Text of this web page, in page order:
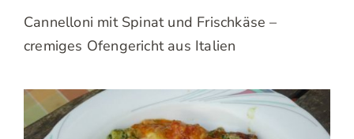
Cannelloni mit Spinat und Frischkäse –
cremiges Ofengericht aus Italien